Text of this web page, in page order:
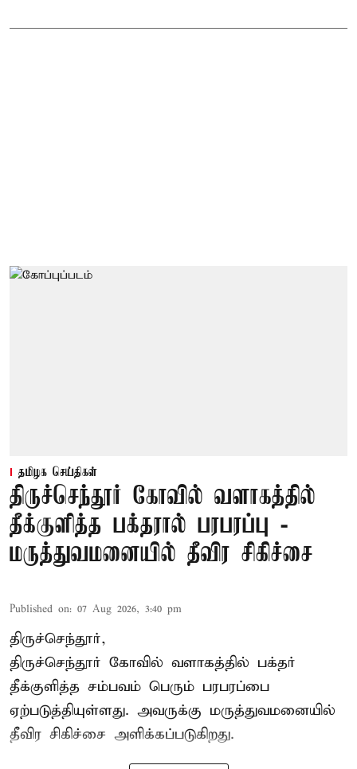
தமிழக செய்திகள்
திருச்செந்தூர் கோவில் வளாகத்தில்
தீக்குளித்த பக்தரால் பரபரப்பு -
மருத்துவமனையில் தீவிர சிகிச்சை
Published on: 07 Aug 2026, 3:40 pm
திருச்செந்தூர்,
திருச்செந்தூர் கோவில் வளாகத்தில் பக்தர்
தீக்குளித்த சம்பவம் பெரும் பரபரப்பை
ஏற்படுத்தியுள்ளது. அவருக்கு மருத்துவமனையில்
தீவிர சிகிச்சை அளிக்கப்படுகிறது.